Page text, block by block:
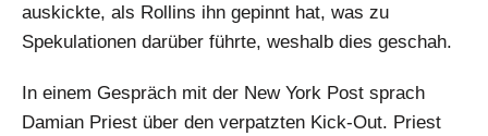
auskickte, als Rollins ihn gepinnt hat, was zu
Spekulationen darüber führte, weshalb dies geschah.
In einem Gespräch mit der New York Post sprach
Damian Priest über den verpatzten Kick-Out. Priest